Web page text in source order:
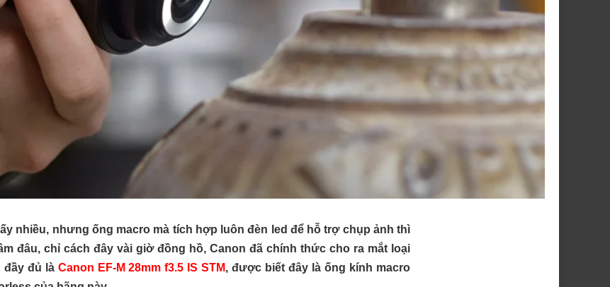
nhiều, nhưng ống macro mà tích hợp luôn đèn led để hỗ trợ chụp ảnh thì
đâu, chỉ cách đây vài giờ đồng hồ, Canon đã chính thức cho ra mắt loại
đầy đủ là Canon EF-M 28mm f3.5 IS STM, được biết đây là ống kính macro